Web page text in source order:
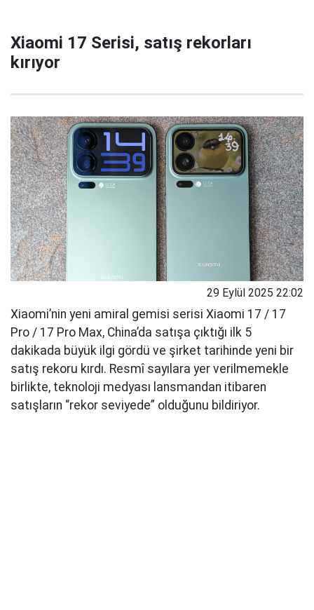
Xiaomi 17 Serisi, satış rekorları
kırıyor
29 Eylül 2025 22:02
Xiaomi’nin yeni amiral gemisi serisi Xiaomi 17 / 17
Pro / 17 Pro Max, China’da satışa çıktığı ilk 5
dakikada büyük ilgi gördü ve şirket tarihinde yeni bir
satış rekoru kırdı. Resmî sayılara yer verilmemekle
birlikte, teknoloji medyası lansmandan itibaren
satışların “rekor seviyede” olduğunu bildiriyor.